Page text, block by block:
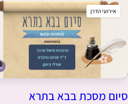
אירועי הדרן
סיום מסכת בבא בתרא